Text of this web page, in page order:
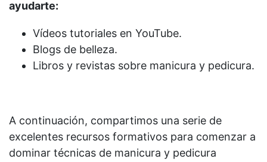
ayudarte:
Vídeos tutoriales en YouTube.
Blogs de belleza.
Libros y revistas sobre manicura y pedicura.
A continuación, compartimos una serie de
excelentes recursos formativos para comenzar a
dominar técnicas de manicura y pedicura